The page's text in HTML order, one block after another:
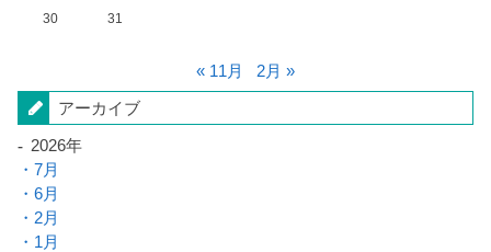
30
31
« 11月 2月 »
アーカイブ
2026年
7月
6月
2月
1月